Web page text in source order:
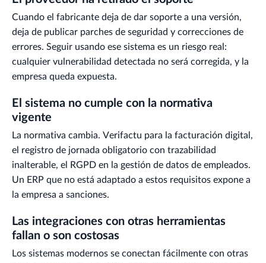
Cuando el fabricante deja de dar soporte a una versión,
deja de publicar parches de seguridad y correcciones de
errores. Seguir usando ese sistema es un riesgo real:
cualquier vulnerabilidad detectada no será corregida, y la
empresa queda expuesta.
El sistema no cumple con la normativa
vigente
La normativa cambia. Verifactu para la facturación digital,
el registro de jornada obligatorio con trazabilidad
inalterable, el RGPD en la gestión de datos de empleados.
Un ERP que no está adaptado a estos requisitos expone a
la empresa a sanciones.
Las integraciones con otras herramientas
fallan o son costosas
Los sistemas modernos se conectan fácilmente con otras